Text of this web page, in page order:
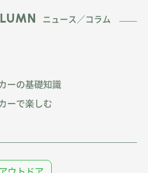
ニュース／コラム
ーの基礎知識
ーで楽しむ